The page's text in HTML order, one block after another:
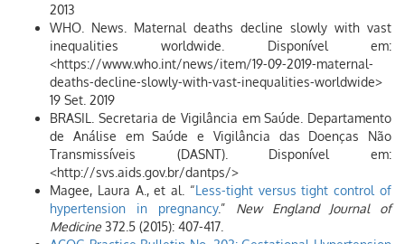
2013
WHO. News. Maternal deaths decline slowly with vast
inequalities worldwide. Disponível em:
<https://www.who.int/news/item/19-09-2019-maternal-
deaths-decline-slowly-with-vast-inequalities-worldwide>
19 Set. 2019
BRASIL. Secretaria de Vigilância em Saúde. Departamento
de Análise em Saúde e Vigilância das Doenças Não
Transmissíveis (DASNT). Disponível em:
<http://svs.aids.gov.br/dantps/>
Magee, Laura A., et al. “Less-tight versus tight control of
hypertension in pregnancy.” New England Journal of
Medicine372.5 (2015): 407-417.